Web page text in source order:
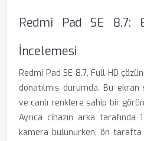
Redmi Pad SE 8.7:
İncelemesi
Redmi Pad SE 8.7, Full HD
donatılmış durumda. Bu ekran
ve canlı renklere sahip bir
Ayrıca cihazın arka tarafında
kamera bulunurken, ön